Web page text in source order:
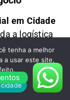
em Cidade
a logística
minimizando
realocação
. Com equipe
sua
tenha a melhor
a usar este site,